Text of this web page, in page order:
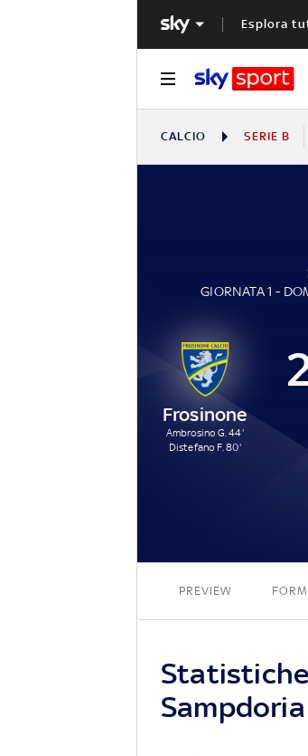
Esplora
CALCIO SERIE B
GIORNATA 1 -
Frosinone
Ambrosino G. 44'
Distefano F. 80'
PREVIEW
Sampdoria